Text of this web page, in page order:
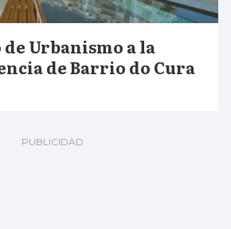
Urbanismo a la
de Barrio do Cura